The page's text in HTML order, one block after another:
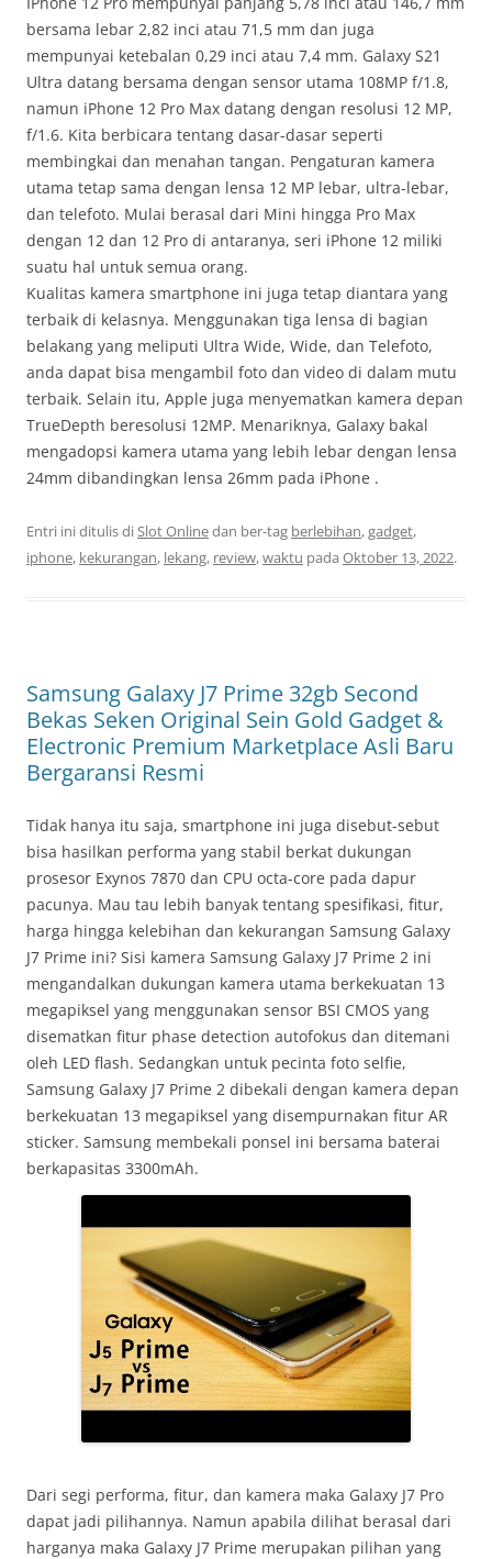
bersama lebar 2,82 inci atau 71,5 mm dan juga
mempunyai ketebalan 0,29 inci atau 7,4 mm. Galaxy S21
Ultra datang bersama dengan sensor utama 108MP f/1.8,
namun iPhone 12 Pro Max datang dengan resolusi 12 MP,
f/1.6. Kita berbicara tentang dasar-dasar seperti
membingkai dan menahan tangan. Pengaturan kamera
utama tetap sama dengan lensa 12 MP lebar, ultra-lebar,
dan telefoto. Mulai berasal dari Mini hingga Pro Max
dengan 12 dan 12 Pro di antaranya, seri iPhone 12 miliki
suatu hal untuk semua orang.
Kualitas kamera smartphone ini juga tetap diantara yang
terbaik di kelasnya. Menggunakan tiga lensa di bagian
belakang yang meliputi Ultra Wide, Wide, dan Telefoto,
anda dapat bisa mengambil foto dan video di dalam mutu
terbaik. Selain itu, Apple juga menyematkan kamera depan
TrueDepth beresolusi 12MP. Menariknya, Galaxy bakal
mengadopsi kamera utama yang lebih lebar dengan lensa
24mm dibandingkan lensa 26mm pada iPhone .
Entri ini ditulis diSlot Onlinedan ber-tag berlebihan,gadget,
iphone, kekurangan, lekang, review,waktu pada Oktober 13, 2022.
Samsung Galaxy J7 Prime 32gb Second
Bekas Seken Original Sein Gold Gadget &
Electronic Premium Marketplace Asli Baru
Bergaransi Resmi
Tidak hanya itu saja, smartphone ini juga disebut-sebut
bisa hasilkan performa yang stabil berkat dukungan
prosesor Exynos 7870 dan CPU octa-core pada dapur
pacunya. Mau tau lebih banyak tentang spesifikasi, fitur,
harga hingga kelebihan dan kekurangan Samsung Galaxy
J7 Prime ini? Sisi kamera Samsung Galaxy J7 Prime 2 ini
mengandalkan dukungan kamera utama berkekuatan 13
megapiksel yang menggunakan sensor BSI CMOS yang
disematkan fitur phase detection autofokus dan ditemani
oleh LED flash. Sedangkan untuk pecinta foto selfie,
Samsung Galaxy J7 Prime 2 dibekali dengan kamera depan
berkekuatan 13 megapiksel yang disempurnakan fitur AR
sticker. Samsung membekali ponsel ini bersama baterai
berkapasitas 3300mAh.
Dari segi performa, fitur, dan kamera maka Galaxy J7 Pro
dapat jadi pilihannya. Namun apabila dilihat berasal dari
harganya maka Galaxy J7 Prime merupakan pilihan yang